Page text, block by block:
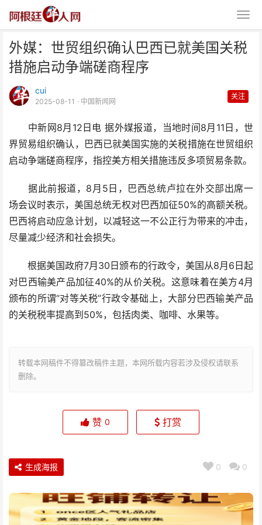
外媒：世贸组织确认巴西已就美国关税
措施启动争端磋商程序
cui
2025-08-11 · 中国新闻网
关注
中新网8月12日电 据外媒报道，当地时间8月11日，世
界贸易组织确认，巴西已就美国实施的关税措施在世贸组织
启动争端磋商程序，指控美方相关措施违反多项贸易条款。
据此前报道，8月5日，巴西总统卢拉在外交部出席一
场会议时表示，美国总统无权对巴西加征50%的高额关税。
巴西将启动应急计划，以减轻这一不公正行为带来的冲击，
尽量减少经济和社会损失。
根据美国政府7月30日颁布的行政令，美国从8月6日起
对巴西输美产品加征40%的从价关税。这意味着在美方4月
颁布的所谓“对等关税”行政令基础上，大部分巴西输美产品
的关税税率提高到50%，包括肉类、咖啡、水果等。
转载本网稿件不得篡改稿件主题，本网所载内容若涉及侵权请联系
删除。
外媒：世贸组织确认巴西已就美国
关税措施启动争端磋商程
赞 0 打赏
0 0
生成海报